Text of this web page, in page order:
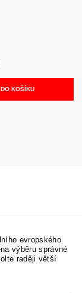
evropského
výběru správné
raději větší